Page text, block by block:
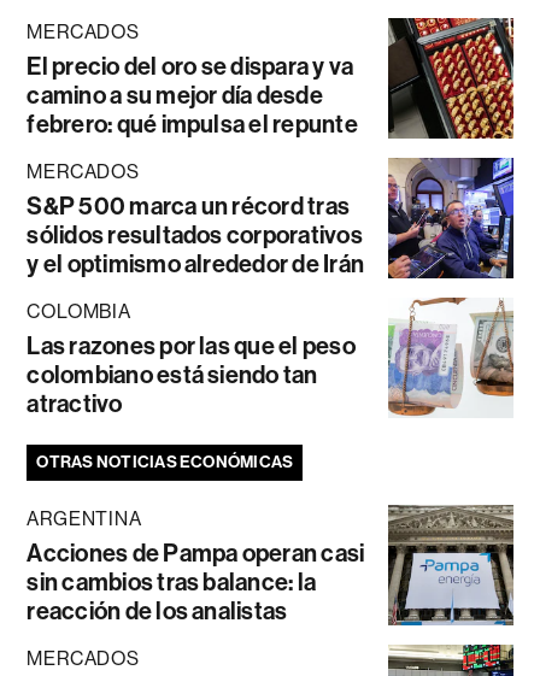
MERCADOS
El precio del oro se dispara y va
camino a su mejor día desde
febrero: qué impulsa el repunte
MERCADOS
S&P 500 marca un récord tras
sólidos resultados corporativos
y el optimismo alrededor de Irán
COLOMBIA
Las razones por las que el peso
colombiano está siendo tan
atractivo
OTRAS NOTICIAS ECONÓMICAS
ARGENTINA
Acciones de Pampa operan casi
sin cambios tras balance: la
reacción de los analistas
MERCADOS